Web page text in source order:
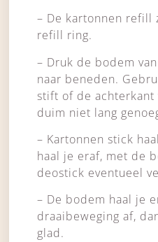
– De kartonnen refill
refill ring.
– Druk de bodem
naar beneden.
stift of de achterkant
duim niet lang
– Kartonnen stick
haal je eraf, met de
deostick eventueel
– De bodem haal je
draaibeweging af,
glad.